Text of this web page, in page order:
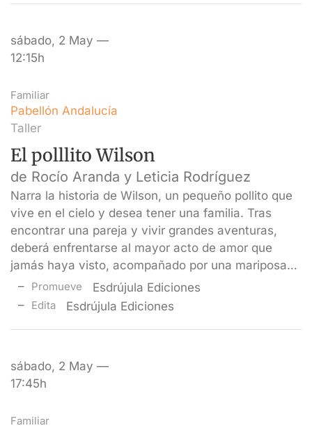
sábado, 2 May —
12:15h
Familiar
Pabellón Andalucía
Taller
El polllito Wilson
de Rocío Aranda y Leticia Rodríguez
Narra la historia de Wilson, un pequeño pollito que
vive en el cielo y desea tener una familia. Tras
encontrar una pareja y vivir grandes aventuras,
deberá enfrentarse al mayor acto de amor que
jamás haya visto, acompañado por una mariposa…
Promueve Esdrújula Ediciones
Edita Esdrújula Ediciones
sábado, 2 May —
17:45h
Familiar